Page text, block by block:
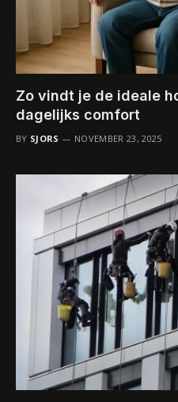
Zo vindt je de ideale
dagelijks comfort
BY SJORS NOVEMBER 23, 2025